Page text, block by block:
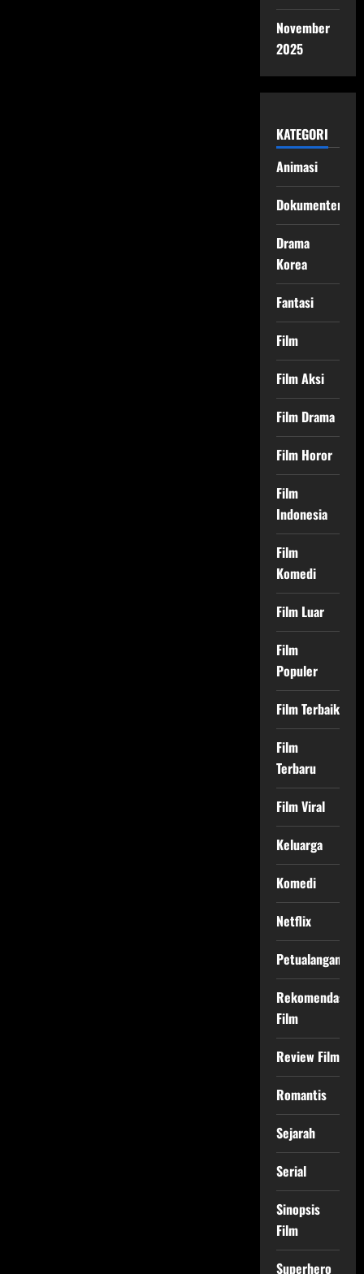
November
2025
KATEGORI
Animasi
Dokumenter
Drama
Korea
Fantasi
Film
Film Aksi
Film Drama
Film Horor
Film
Indonesia
Film
Komedi
Film Luar
Film
Populer
Film Terbaik
Film
Terbaru
Film Viral
Keluarga
Komedi
Netflix
Petualangan
Rekomendasi
Film
Review Film
Romantis
Sejarah
Serial
Sinopsis
Film
Superhero